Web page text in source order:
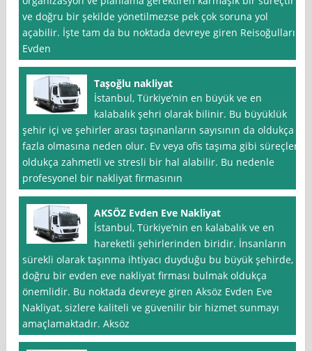
ve doğru bir şekilde yönetilmezse pek çok soruna yol
açabilir. İşte tam da bu noktada devreye giren Reisoğulları
Evden
Taşoğlu nakliyat
İstanbul, Türkiye’nin en büyük ve en
kalabalık şehri olarak bilinir. Bu büyüklük
şehir içi ve şehirler arası taşınanların sayısının da oldukça
fazla olmasına neden olur. Ev veya ofis taşıma gibi süreçler
oldukça zahmetli ve stresli bir hal alabilir. Bu nedenle
profesyonel bir nakliyat firmasının
AKSÖZ Evden Eve Nakliyat
İstanbul, Türkiye’nin en kalabalık ve en
hareketli şehirlerinden biridir. İnsanların
sürekli olarak taşınma ihtiyacı duyduğu bu büyük şehirde,
doğru bir evden eve nakliyat firması bulmak oldukça
önemlidir. Bu noktada devreye giren Aksöz Evden Eve
Nakliyat, sizlere kaliteli ve güvenilir bir hizmet sunmayı
amaçlamaktadır. Aksöz